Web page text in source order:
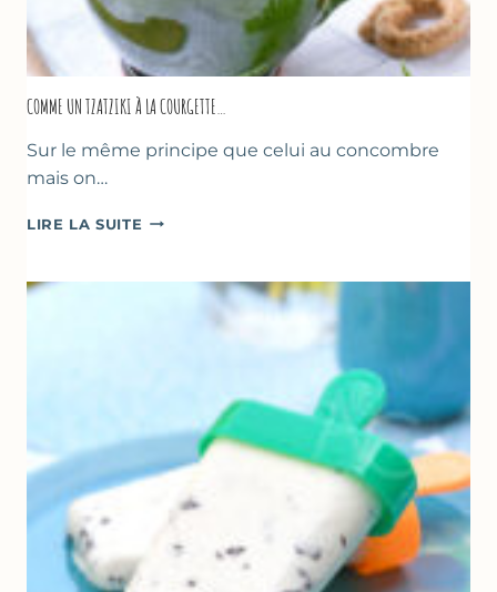
COMME UN TZATZIKI À LA COURGETTE…
Sur le même principe que celui au concombre
mais on…
LIRE LA SUITE COMME
À
COURGETTE…